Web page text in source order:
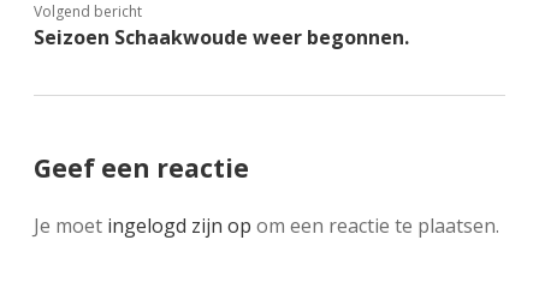
Volgend bericht
Seizoen Schaakwoude weer begonnen.
Geef een reactie
Je moet ingelogd zijn op om een reactie te plaatsen.